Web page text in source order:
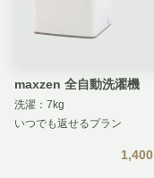
maxzen 全自動洗濯機
洗濯：7kg
いつでも返せるプラン
1,400